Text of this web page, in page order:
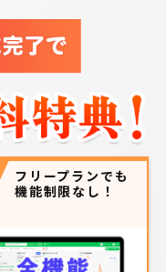
フリープランでも
機能制限なし！